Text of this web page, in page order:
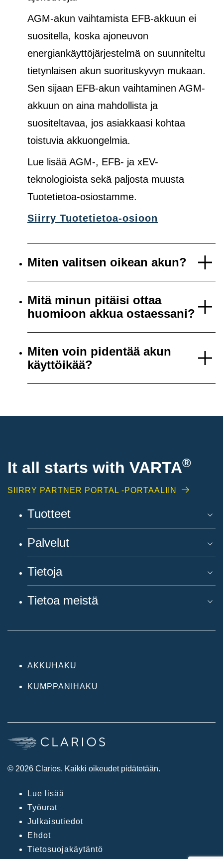
AGM-akun vaihtamista EFB-akkuun ei
suositella, koska ajoneuvon
energiankäyttöjärjestelmä on suunniteltu
tietynlaisen akun suorituskyvyn mukaan.
Sen sijaan EFB-akun vaihtaminen AGM-
akkuun on aina mahdollista ja
suositeltavaa, jos asiakkaasi kohtaa
toistuvia akkuongelmia.
Lue lisää AGM-, EFB- ja xEV-
teknologioista sekä paljosta muusta
Tuotetietoa-osiostamme.
Siirry Tuotetietoa-osioon
Miten valitsen oikean akun?
Mitä minun pitäisi ottaa
huomioon akkua ostaessani?
Miten voin pidentää akun
käyttöikää?
It all starts with VARTA®
SIIRRY PARTNER PORTAL -PORTAALIIN
Tuotteet
Palvelut
Tietoja
Tietoa meistä
AKKUHAKU
KUMPPANIHAKU
© 2026 Clarios. Kaikki oikeudet pidätetään.
Lue lisää
Työurat
Julkaisutiedot
Ehdot
Tietosuojakäytäntö